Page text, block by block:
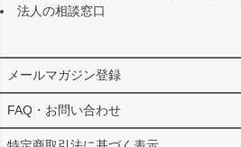
法人の相談窓口
メールマガジン登録
FAQ・お問い合わせ